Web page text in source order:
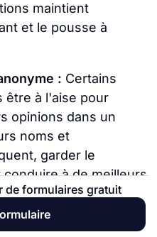
maintient
et le pousse à
: Certains
être à l'aise pour
opinions dans un
noms et
garder le
à de meilleurs
: Le dernier conseil
de formulaires gratuit